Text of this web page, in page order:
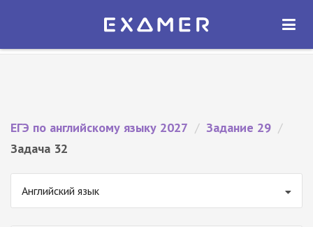
Экзамер — ЕГЭ 2027
ОТКРЫТЬ
ЕГЭ по английскому языку 2027 / Задание 29 /
Задача 32
Английский язык